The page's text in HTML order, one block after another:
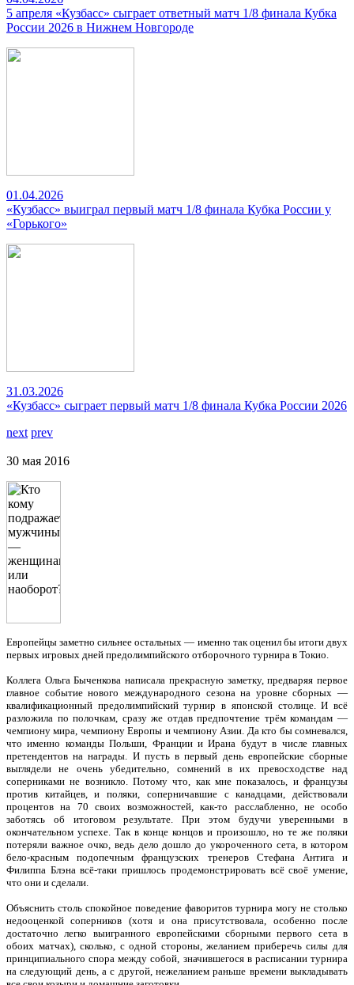
5 апреля «Кузбасс» сыграет ответный матч 1/8 финала Кубка
России 2026 в Нижнем Новгороде
01.04.2026
«Кузбасс» выиграл первый матч 1/8 финала Кубка России у
«Горького»
31.03.2026
«Кузбасс» сыграет первый матч 1/8 финала Кубка России 2026
next prev
30 мая 2016
Европейцы заметно сильнее остальных — именно так оценил бы итоги двух
первых игровых дней предолимпийского отборочного турнира в Токио.
Коллега Ольга Быченкова написала прекрасную заметку, предваряя первое
главное событие нового международного сезона на уровне сборных —
квалификационный предолимпийский турнир в японской столице. И всё
разложила по полочкам, сразу же отдав предпочтение трём командам —
чемпиону мира, чемпиону Европы и чемпиону Азии. Да кто бы сомневался,
что именно команды Польши, Франции и Ирана будут в числе главных
претендентов на награды. И пусть в первый день европейские сборные
выглядели не очень убедительно, сомнений в их превосходстве над
соперниками не возникло. Потому что, как мне показалось, и французы
против китайцев, и поляки, соперничавшие с канадцами, действовали
процентов на 70 своих возможностей, как-то расслабленно, не особо
заботясь об итоговом результате. При этом будучи уверенными в
окончательном успехе. Так в конце концов и произошло, но те же поляки
потеряли важное очко, ведь дело дошло до укороченного сета, в котором
бело-красным подопечным французских тренеров Стефана Антига и
Филиппа Блэна всё-таки пришлось продемонстрировать всё своё умение,
что они и сделали.
Объяснить столь спокойное поведение фаворитов турнира могу не столько
недооценкой соперников (хотя и она присутствовала, особенно после
достаточно легко выигранного европейскими сборными первого сета в
обоих матчах), сколько, с одной стороны, желанием приберечь силы для
принципиального спора между собой, значившегося в расписании турнира
на следующий день, а с другой, нежеланием раньше времени выкладывать